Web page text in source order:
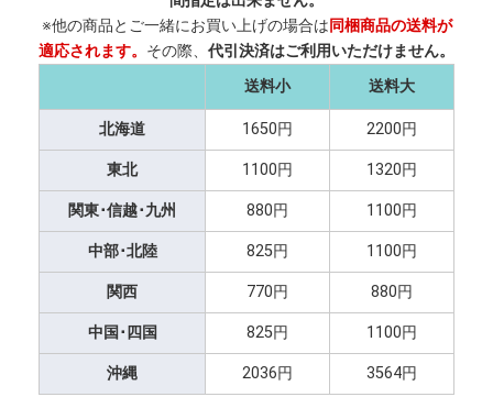
※他の商品とご一緒にお買い上げの場合は同梱商品の送料が
適応されます。 その際、 代引決済はご利用いただけません。
送料小
送料大
北海道 1650円 2200円
東北 1100円 1320円
関東･信越･九州 880円 1100円
中部･北陸 825円 1100円
関西 770円 880円
中国･四国 825円 1100円
沖縄 2036円 3564円